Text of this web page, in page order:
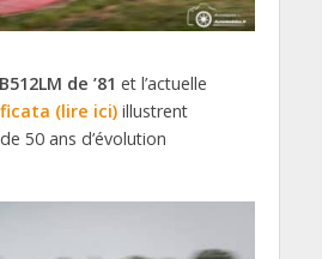
de ’81 et l’actuelle
(lire ici)illustrent
50 ans d’évolution